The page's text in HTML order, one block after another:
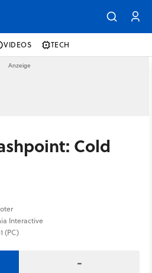
VIDEOS TECH
Cold
Interactive
(PC)
-